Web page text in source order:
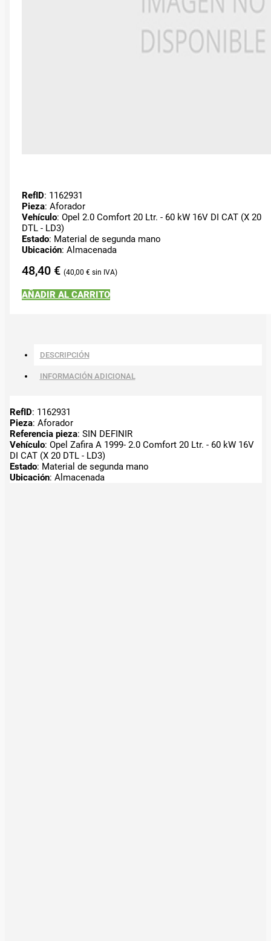
RefID: 1162931
Pieza: Aforador
Vehículo: Opel 2.0 Comfort 20 Ltr. - 60 kW 16V DI CAT (X 20
DTL - LD3)
Estado: Material de segunda mano
Ubicación: Almacenada
48,40 € 40,00 €
AÑADIR AL CARRITO
DESCRIPCIÓN
INFORMACIÓN ADICIONAL
RefID: 1162931
Pieza: Aforador
Referencia pieza: SIN DEFINIR
Vehículo: Opel Zafira A 1999- 2.0 Comfort 20 Ltr. - 60 kW 16V
DI CAT (X 20 DTL - LD3)
Estado: Material de segunda mano
Ubicación: Almacenada